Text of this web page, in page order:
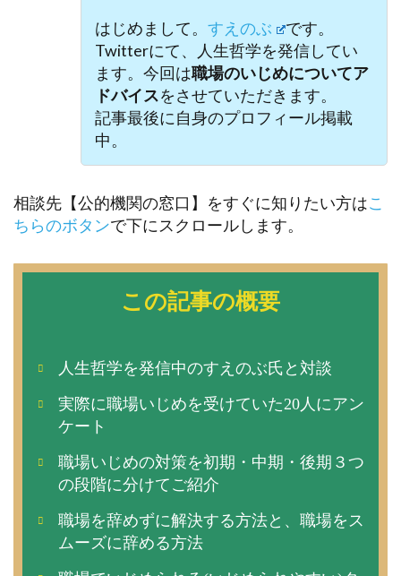
はじめまして。 すえのぶ
です。
Twitterにて、人生哲学を発信してい
ます。今回は職場のいじめについてア
ドバイスをさせていただきます。
記事最後に自身のプロフィール掲載
中。
相談先【公的機関の窓口】をすぐに知りたい方はこ
ちらのボタンで下にスクロールします。
この記事の概要
人生哲学を発信中のすえのぶ氏と対談
実際に職場いじめを受けていた20人にアン
ケート
職場いじめの対策を初期・中期・後期３つ
の段階に分けてご紹介
職場を辞めずに解決する方法と、職場をス
ムーズに辞める方法